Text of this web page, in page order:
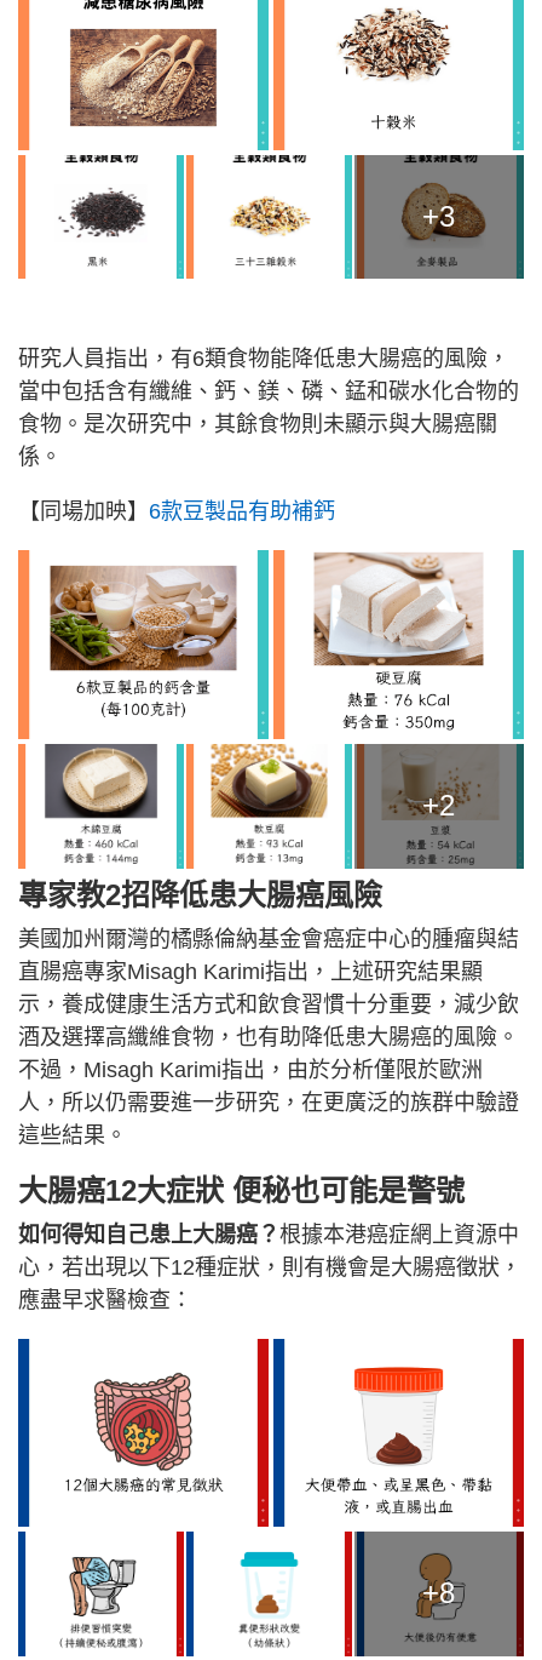
+3
研究人員指出，有6類食物能降低患大腸癌的風險，
當中包括含有纖維、鈣、鎂、磷、錳和碳水化合物的
食物。是次研究中，其餘食物則未顯示與大腸癌關
係。
【同場加映】 6款豆製品有助補鈣
+2
專家教2招降低患大腸癌風險
美國加州爾灣的橘縣倫納基金會癌症中心的腫瘤與結
直腸癌專家Misagh Karimi指出，上述研究結果顯
示，養成健康生活方式和飲食習慣十分重要，減少飲
酒及選擇高纖維食物，也有助降低患大腸癌的風險。
不過，Misagh Karimi指出，由於分析僅限於歐洲
人，所以仍需要進一步研究，在更廣泛的族群中驗證
這些結果。
大腸癌12大症狀 便秘也可能是警號
如何得知自己患上大腸癌？ 根據本港癌症網上資源中
心，若出現以下12種症狀，則有機會是大腸癌徵狀，
應盡早求醫檢查：
+8